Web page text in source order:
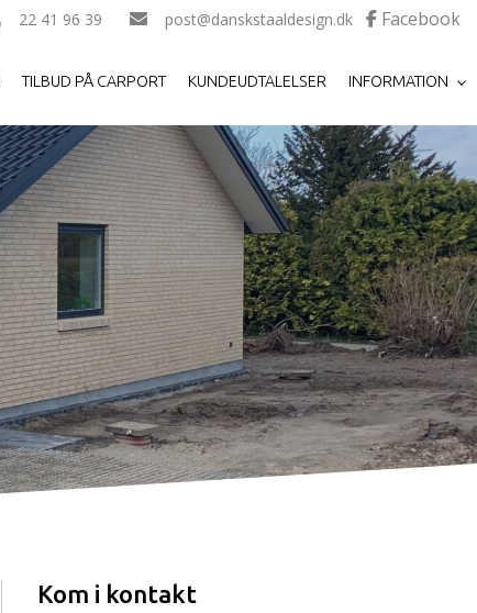
22 41 96 39 post@danskstaaldesign.dk
TILBUD PÅ CARPORT KUNDEUDTALELSER INFORMATION
Kom i kontakt